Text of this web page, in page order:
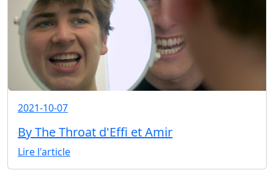
2021-10-07
By The Throat d'Effi et Amir
Lire l'article